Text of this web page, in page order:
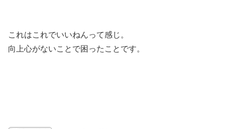
これはこれでいいねんって感じ。
向上心がないことで困ったことです。